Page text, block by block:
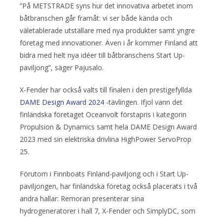
”På METSTRADE syns hur det innovativa arbetet inom
båtbranschen går framåt: vi ser både kända och
väletablerade utställare med nya produkter samt yngre
företag med innovationer. Även i år kommer Finland att
bidra med helt nya idéer till båtbranschens Start Up-
paviljong”, säger Pajusalo.
X-Fender har också valts till finalen i den prestigefyllda
DAME Design Award 2024 -tävlingen. Ifjol vann det
finländska företaget Oceanvolt förstapris i kategorin
Propulsion & Dynamics samt hela DAME Design Award
2023 med sin elektriska drivlina HighPower ServoProp
25.
Förutom i Finnboats Finland-paviljong och i Start Up-
paviljongen, har finländska företag också placerats i två
andra hallar: Remoran presenterar sina
hydrogeneratorer i hall 7, X-Fender och SimplyDC, som